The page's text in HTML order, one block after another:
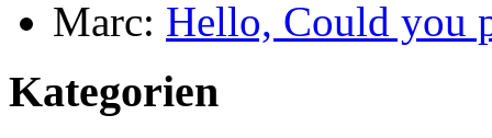
Marc: Hello, Could you
Kategorien